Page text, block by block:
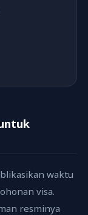
waktu
visa.
resminya